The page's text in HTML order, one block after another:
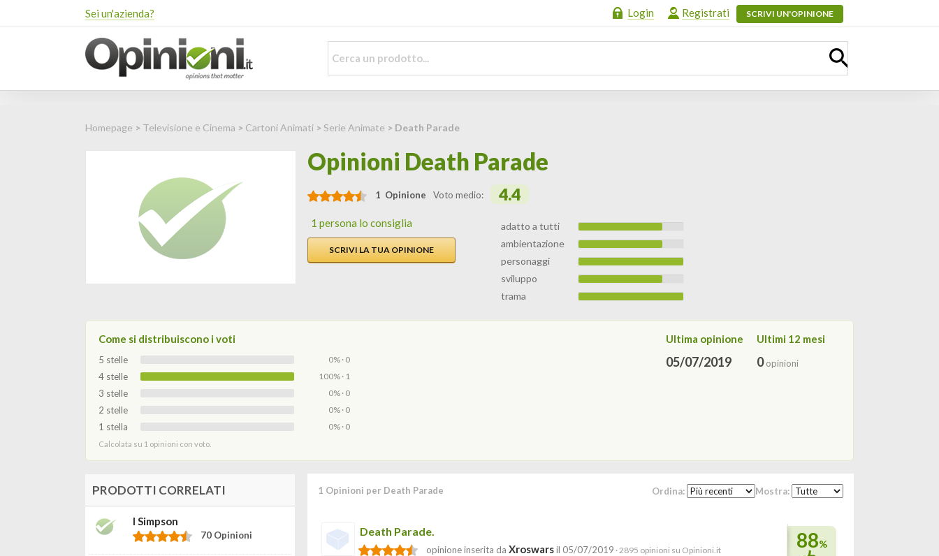
Sei un'azienda? Login Registrati SCRIVI UN'OPINIONE
Homepage > Televisione e Cinema > Cartoni Animati >Serie Animate > Death Parade
Opinioni Death Parade
1 Opinione Voto medio: 4.4
1 persona lo consiglia
SCRIVI LA TUA OPINIONE
adatto a tutti
ambientazione
personaggi
sviluppo
trama
Come si distribuiscono i voti
5 stelle 0% · 0
4 stelle 100% · 1
3 stelle 0% · 0
2 stelle 0% · 0
1 stella 0% · 0
Calcolata su 1 opinioni con voto.
Ultima opinione
05/07/2019
Ultimi 12 mesi
0opinioni
1 Opinioni per Death Parade Ordina: Mostra:
Death Parade.
opinione inserita da Xroswarsil 05/07/2019 · 2895 opinioni su Opinioni.it 88%
PRODOTTI CORRELATI
I Simpson
70 Opinioni